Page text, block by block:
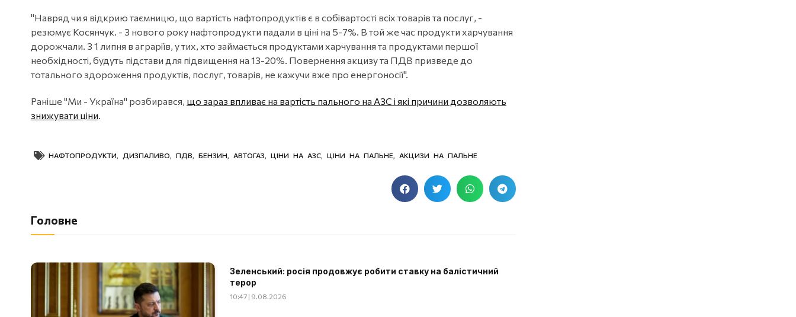
"Навряд чи я відкрию таємницю, що вартість нафтопродуктів є в собівартості всіх товарів та послуг, -
резюмує Косянчук. - З нового року нафтопродукти падали в ціні на 5-7%. В той же час продукти харчування
дорожчали. З 1 липня в аграріїв, у тих, хто займається продуктами харчування та продуктами першої
необхідності, будуть підстави для підвищення на 13-20%. Повернення акцизу та ПДВ призведе до
тотального здороження продуктів, послуг, товарів, не кажучи вже про енергоносії".
Раніше "Ми - Україна" розбирався, що зараз впливає на вартість пального на АЗС і які причини дозволяють
знижувати ціни.
НАФТОПРОДУКТИ, ДИЗПАЛИВО, ПДВ, БЕНЗИН, АВТОГАЗ, ЦІНИ НА АЗС, ЦІНИ НА ПАЛЬНЕ, АКЦИЗИ НА ПАЛЬНЕ
Головне
Зеленський: росія продовжує робити ставку на балістичний
терор
10:47 | 9.08.2026